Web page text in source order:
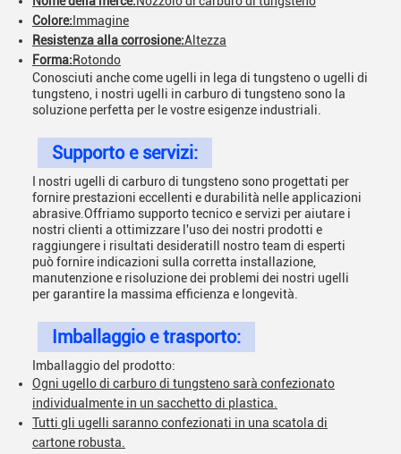
Colore: Immagine
Resistenza alla corrosione:Altezza
Forma:Rotondo
Conosciuti anche come ugelli in lega di tungsteno o ugelli di
tungsteno, i nostri ugelli in carburo di tungsteno sono la
soluzione perfetta per le vostre esigenze industriali.
Supporto e servizi:
I nostri ugelli di carburo di tungsteno sono progettati per
fornire prestazioni eccellenti e durabilità nelle applicazioni
abrasive.Offriamo supporto tecnico e servizi per aiutare i
nostri clienti a ottimizzare l'uso dei nostri prodotti e
raggiungere i risultati desideratiIl nostro team di esperti
può fornire indicazioni sulla corretta installazione,
manutenzione e risoluzione dei problemi dei nostri ugelli
per garantire la massima efficienza e longevità.
Imballaggio e trasporto:
Imballaggio del prodotto:
Ogni ugello di carburo di tungsteno sarà confezionato
individualmente in un sacchetto di plastica.
Tutti gli ugelli saranno confezionati in una scatola di
cartone robusta.